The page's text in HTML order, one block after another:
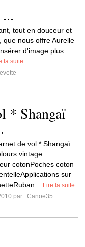
tout en douceur et
que nous offre Aurelle
d'image plus
la suite
* Shangaï
de vol * Shangaï
vintage
cotonPoches coton
sur
Lire la suite
par
Canoe35